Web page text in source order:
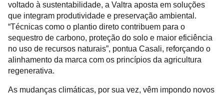
voltado à sustentabilidade, a Valtra aposta em soluções
que integram produtividade e preservação ambiental.
“Técnicas como o plantio direto contribuem para o
sequestro de carbono, proteção do solo e maior eficiência
no uso de recursos naturais”, pontua Casali, reforçando o
alinhamento da marca com os princípios da agricultura
regenerativa.
As mudanças climáticas, por sua vez, vêm impondo novos